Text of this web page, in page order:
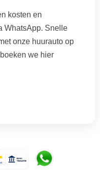
kosten en
WhatsApp. Snelle
onze huurauto op
we hier